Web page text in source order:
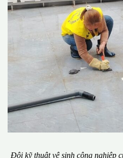
Đội kỹ thuật vệ sinh công nghiệp